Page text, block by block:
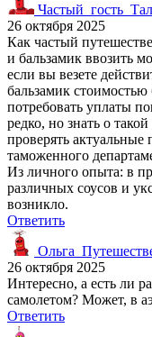
26 октября 2025
Как частый
и бальзамик ввозить
если вы везете
бальзамик стоимостью
потребовать уплаты
редко, но знать о
проверять актуальные
таможенного
Из личного опыта: в
различных соусов и
возникло.
Ответить
26 октября 2025
Интересно, а есть ли
самолетом? Может, в
Ответить